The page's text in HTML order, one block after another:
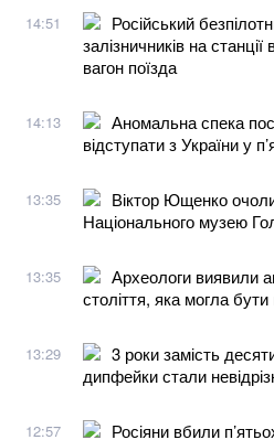
14:51
Російський
залізничників на
вагон поїзда
14:13
Аномальна спека
відступати з України у
13:35
Віктор Ющенко
Національного музею
13:35
Археологи виявили
століття, яка могла
13:29
3 роки замість
дипфейки стали
12:57
Росіяни вбили